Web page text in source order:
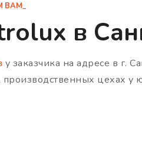
ВАМ_
в
у заказчика на адресе в г.
цехах у